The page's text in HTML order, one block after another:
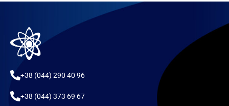
+38 (044) 290 40 96
+38 (044) 373 69 67